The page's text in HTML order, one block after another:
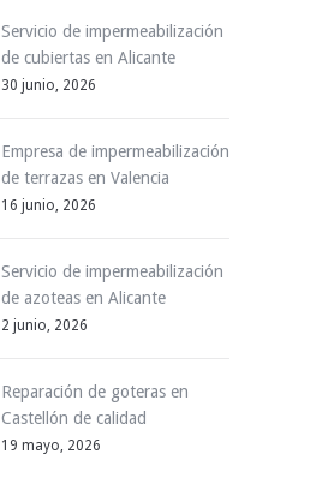
Servicio de impermeabilización
de cubiertas en Alicante
30 junio, 2026
Empresa de impermeabilización
de terrazas en Valencia
16 junio, 2026
Servicio de impermeabilización
de azoteas en Alicante
2 junio, 2026
Reparación de goteras en
Castellón de calidad
19 mayo, 2026